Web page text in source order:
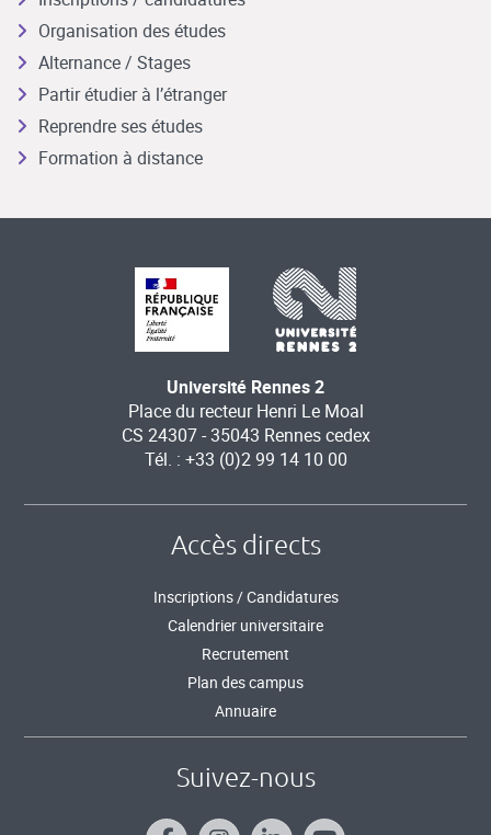
Organisation des études
Alternance / Stages
Partir étudier à l’étranger
Reprendre ses études
Formation à distance
Université Rennes 2
Place du recteur Henri Le Moal
CS 24307 - 35043 Rennes cedex
Tél. : +33 (0)2 99 14 10 00
Accès directs
Inscriptions / Candidatures
Calendrier universitaire
Recrutement
Plan des campus
Annuaire
Suivez-nous